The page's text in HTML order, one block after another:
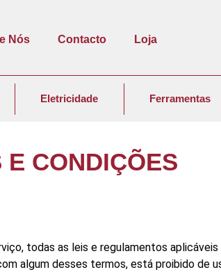
Nós Contacto Loja
Eletricidade Ferramentas
E CONDIÇÕES
todas as leis e regulamentos
algum desses termos, está proibido de